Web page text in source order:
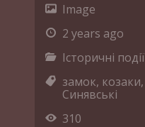
Image
2 years ago
Історичні події
замок, козаки,
Синявські
310